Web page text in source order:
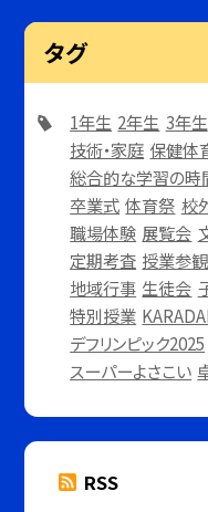
タグ
1年生 2年生 3年生
技術・家庭 保健体
総合的な学習の時
卒業式 体育祭 校
職場体験 展覧会
定期考査 授業参観
地域行事 生徒会
特別授業
デフリンピック2025
スーパーよさこい
RSS